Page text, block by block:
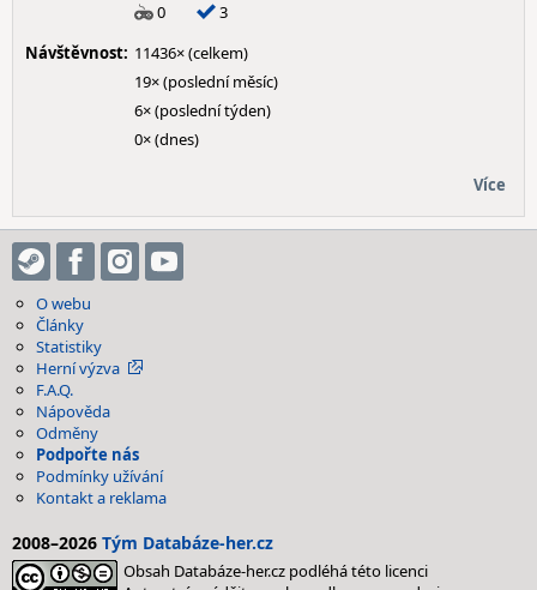
0
3
Návštěvnost: 11436× (celkem)
19× (poslední měsíc)
6× (poslední týden)
0× (dnes)
Více
O webu
Články
Statistiky
Herní výzva
F.A.Q.
Nápověda
Odměny
Podpořte nás
Podmínky užívání
Kontakt a reklama
2008–2026 Tým Databáze-her.cz
Obsah Databáze-her.cz podléhá této licenci